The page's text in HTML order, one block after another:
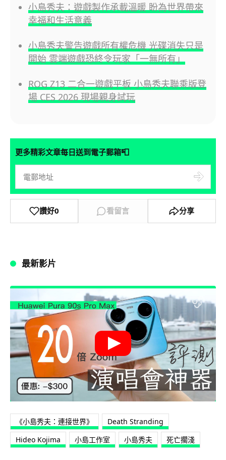
小島秀夫：遊戲製作承載溫暖 盼為世界帶來
幸福和生活意義
小島秀夫警告遊戲所有權危機 光碟消失只是
開始 雲端遊戲恐終令玩家「一無所有」
ROG Z13 二合一遊戲平板 小島秀夫聯乘版登
場 CES 2026 現場親身試玩
更多精彩文章每日送到電子郵箱📮
讚好0 看留言 分享
最新影片
《小島秀夫：連接世界》
Death Stranding
Hideo Kojima
小島工作室 小島秀夫 死亡擱淺